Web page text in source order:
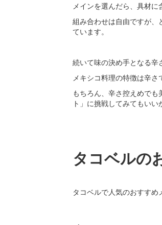
メインを選んだら、具材に
組み合わせは自由ですが
ています。
続いて味の決め手となる辛
メキシコ料理の特徴は辛さ
もちろん、辛さ控えめで
ト」に挑戦してみてもいい
タコベルの
タコベルで人気のおすすめ